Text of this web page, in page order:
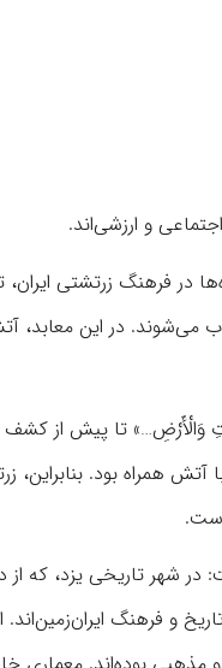
و ارزشی‌اند.
زرتشتی ایران،
می‌شوند. در این
همراه بود.
تاریخی یزد، که از
و فرهنگ